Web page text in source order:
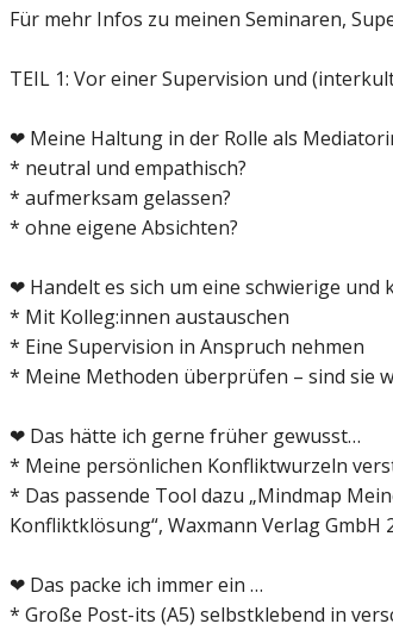
Für mehr Infos zu meinen Seminaren,
TEIL 1: Vor einer Supervision und
❤ Meine Haltung in der Rolle als
* neutral und empathisch?
* aufmerksam gelassen?
* ohne eigene Absichten?
❤ Handelt es sich um eine schwierige
* Mit Kolleg:innen austauschen
* Eine Supervision in Anspruch nehmen
* Meine Methoden überprüfen – sind sie
❤ Das hätte ich gerne früher gewusst…
* Meine persönlichen Konfliktwurzeln
* Das passende Tool dazu „Mindmap
Konfliktklösung“, Waxmann Verlag GmbH
❤ Das packe ich immer ein …
* Große Post-its (A5) selbstklebend in